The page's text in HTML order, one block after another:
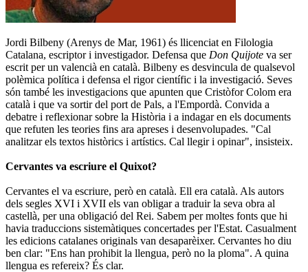
Jordi Bilbeny (Arenys de Mar, 1961) és llicenciat en Filologia
Catalana, escriptor i investigador. Defensa que Don Quijote va ser
escrit per un valencià en català. Bilbeny es desvincula de qualsevol
polèmica política i defensa el rigor científic i la investigació. Seves
són també les investigacions que apunten que Cristòfor Colom era
català i que va sortir del port de Pals, a l'Empordà. Convida a
debatre i reflexionar sobre la Història i a indagar en els documents
que refuten les teories fins ara apreses i desenvolupades. "Cal
analitzar els textos històrics i artístics. Cal llegir i opinar", insisteix.
Cervantes va escriure el Quixot?
Cervantes el va escriure, però en català. Ell era català. Als autors
dels segles XVI i XVII els van obligar a traduir la seva obra al
castellà, per una obligació del Rei. Sabem per moltes fonts que hi
havia traduccions sistemàtiques concertades per l'Estat. Casualment
les edicions catalanes originals van desaparèixer. Cervantes ho diu
ben clar: "Ens han prohibit la llengua, però no la ploma". A quina
llengua es refereix? És clar.